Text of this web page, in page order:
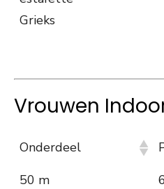
Grieks
Vrouwen
Onderdeel
50 m